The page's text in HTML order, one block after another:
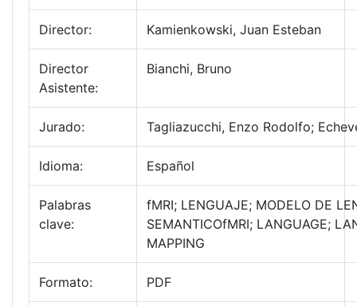
Director: Kamienkowski, Juan Esteban
Director
Asistente:
Bianchi, Bruno
Jurado: Tagliazucchi, Enzo Rodolfo;
Idioma: Español
Palabras
clave:
fMRI; LENGUAJE; MODELO DE
SEMANTICOfMRI; LANGUAGE;
MAPPING
Formato: PDF